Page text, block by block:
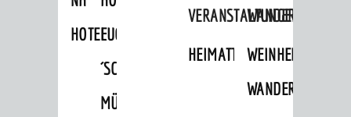
HOTELFUCHS
´SCHE
MÜHLE
VERANSTALTUNGEN
HEIMATTAGE
WANDERN
WEINHEIMER
WANDERWEGE